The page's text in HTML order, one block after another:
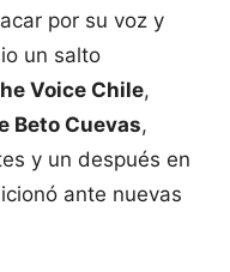
por su voz y
un salto
Voice Chile,
Beto Cuevas,
y un después en
ante nuevas